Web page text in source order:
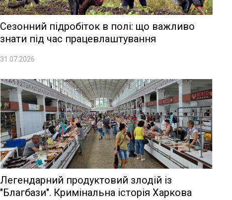
Сезонний підробіток в полі: що важливо
знати під час працевлаштування
31.07.2026
Легендарний продуктовий злодій із
"Благбази". Кримінальна історія Харкова